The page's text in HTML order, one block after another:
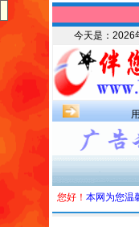
今天是： 2026
您好！ 本网为您温